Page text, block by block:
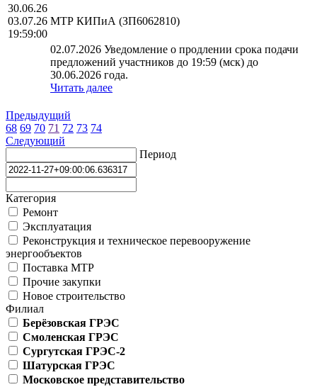
30.06.26
03.07.26
19:59:00
МТР КИПиА (ЗП6062810)
02.07.2026 Уведомление о продлении срока подачи
предложений участников до 19:59 (мск) до
30.06.2026 года.
Читать далее
Предыдущий
68 69 70 71 72 73 74
Следующий
Период
Категория
Ремонт
Эксплуатация
Реконструкция и техническое перевооружение
энергообъектов
Поставка МТР
Прочие закупки
Новое строительство
Филиал
Берёзовская ГРЭС
Смоленская ГРЭС
Сургутская ГРЭС-2
Шатурская ГРЭС
Московское представительство